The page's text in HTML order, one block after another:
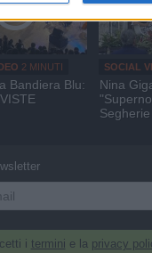
2 MINUTI
Bandiera Blu:
SOCIAL
Nina
i termini e la privacy